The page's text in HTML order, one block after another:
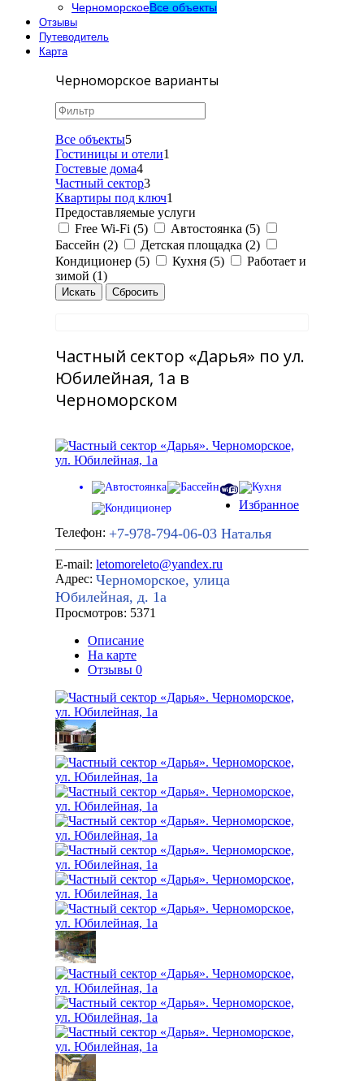
ЧерноморскоеВсе объекты
Отзывы
Путеводитель
Карта
Черноморское варианты
Все объекты5
Гостиницы и отели1
Гостевые дома4
Частный сектор3
Квартиры под ключ1
Предоставляемые услуги
Free Wi-Fi (5)
Автостоянка (5)
Бассейн (2)
Детская площадка (2)
Кондиционер (5)
Кухня (5)
Работает и
зимой (1)
Частный сектор «Дарья» по ул.
Юбилейная, 1а в
Черноморском
Избранное
Телефон: +7-978-794-06-03 Наталья
E-mail: letomoreleto@yandex.ru
Адрес: Черноморское, улица
Юбилейная, д. 1а
Просмотров: 5371
Описание
На карте
Отзывы 0